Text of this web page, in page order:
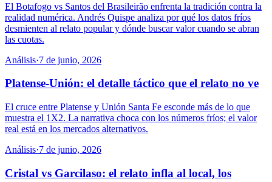
El Botafogo vs Santos del Brasileirão enfrenta la tradición contra la
realidad numérica. Andrés Quispe analiza por qué los datos fríos
desmienten al relato popular y dónde buscar valor cuando se abran
las cuotas.
Análisis·7 de junio, 2026
Platense-Unión: el detalle táctico que el relato no ve
El cruce entre Platense y Unión Santa Fe esconde más de lo que
muestra el 1X2. La narrativa choca con los números fríos; el valor
real está en los mercados alternativos.
Análisis·7 de junio, 2026
Cristal vs Garcilaso: el relato infla al local, los